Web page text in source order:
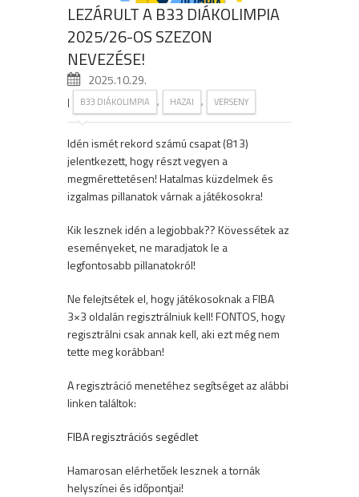
LEZÁRULT A B33 DIÁKOLIMPIA
2025/26-OS SZEZON
NEVEZÉSE!
2025.10.29.
| B33 DIÁKOLIMPIA , HAZAI , VERSENY
Idén ismét rekord számú csapat (813)
jelentkezett, hogy részt vegyen a
megmérettetésen! Hatalmas küzdelmek és
izgalmas pillanatok várnak a játékosokra!
Kik lesznek idén a legjobbak?? Kövessétek az
eseményeket, ne maradjatok le a
legfontosabb pillanatokról!
Ne felejtsétek el, hogy játékosoknak a FIBA
3×3 oldalán regisztrálniuk kell! FONTOS, hogy
regisztrálni csak annak kell, aki ezt még nem
tette meg korábban!
A regisztráció menetéhez segítséget az alábbi
linken találtok:
FIBA regisztrációs segédlet
Hamarosan elérhetőek lesznek a tornák
helyszínei és időpontjai!